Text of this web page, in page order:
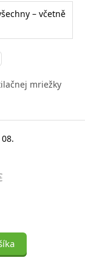
– včetně
mriežky